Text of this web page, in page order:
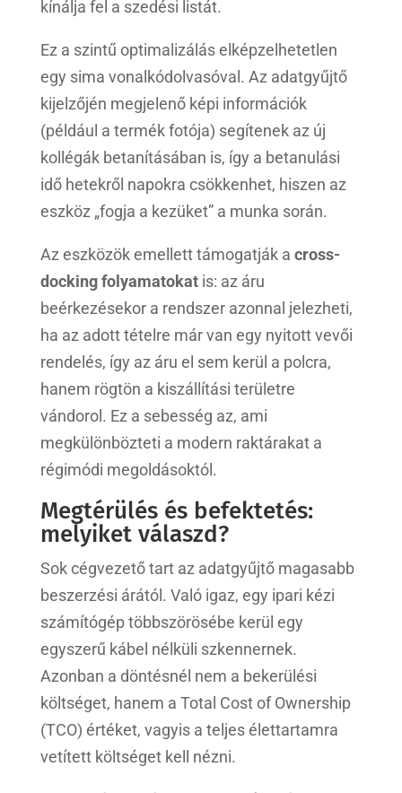
kínálja fel a szedési listát.
Ez a szintű optimalizálás elképzelhetetlen
egy sima vonalkódolvasóval. Az adatgyűjtő
kijelzőjén megjelenő képi információk
(például a termék fotója) segítenek az új
kollégák betanításában is, így a betanulási
idő hetekről napokra csökkenhet, hiszen az
eszköz „fogja a kezüket” a munka során.
Az eszközök emellett támogatják a cross-
docking folyamatokatis: az áru
beérkezésekor a rendszer azonnal jelezheti,
ha az adott tételre már van egy nyitott vevői
rendelés, így az áru el sem kerül a polcra,
hanem rögtön a kiszállítási területre
vándorol. Ez a sebesség az, ami
megkülönbözteti a modern raktárakat a
régimódi megoldásoktól.
Megtérülés és befektetés:
melyiket válaszd?
Sok cégvezető tart az adatgyűjtő magasabb
beszerzési árától. Való igaz, egy ipari kézi
számítógép többszörösébe kerül egy
egyszerű kábel nélküli szkennernek.
Azonban a döntésnél nem a bekerülési
költséget, hanem a Total Cost of Ownership
(TCO) értéket, vagyis a teljes élettartamra
vetített költséget kell nézni.